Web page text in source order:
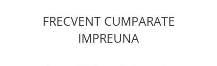
FRECVENT CUMPARATE
IMPREUNA